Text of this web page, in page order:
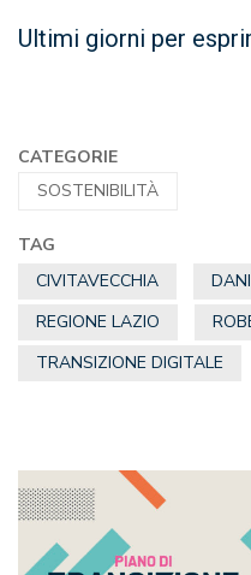
Ultimi giorni per
CATEGORIE
SOSTENIBILITÀ
TAG
CIVITAVECCHIA
REGIONE LAZIO
TRANSIZIONE DIGITALE